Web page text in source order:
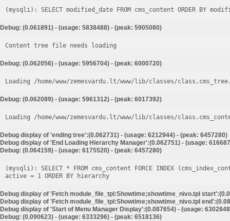
Debug: (0.061891) - (usage: 5838488) - (peak: 5905080)
Content tree file needs loading
Debug: (0.062056) - (usage: 5956704) - (peak: 6000720)
Loading /home/www/zemesvardu.lt/www/lib/classes/
Debug: (0.062089) - (usage: 5961312) - (peak: 6017392)
Loading /home/www/zemesvardu.lt/www/lib/classes/
Debug display of 'ending tree':(0.062731) - (usage: 6212944) - (peak: 6457280)
Debug display of 'End Loading Hierarchy Manager':(0.062751) - (usage:
Debug: (0.064159) - (usage: 6175520) - (peak: 6457280)
(mysqli): SELECT * FROM cms_content FORCE INDEX
Debug display of 'Fetch module_file_tpl:Showtime;showtime_nivo.tpl
Debug display of 'Fetch module_file_tpl:Showtime;showtime_nivo.tpl
Debug display of 'Start of Menu Manager Display':(0.087654) - (usage:
Debug: (0.090623) - (usage: 6333296) - (peak: 6518136)